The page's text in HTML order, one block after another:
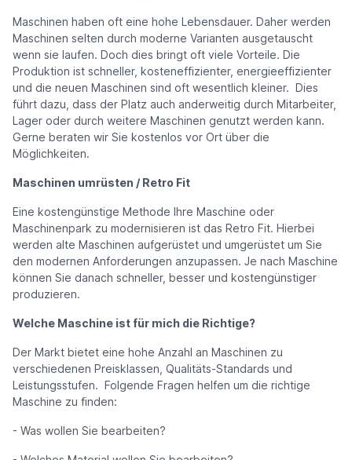
Maschinen haben oft eine hohe Lebensdauer. Daher werden
Maschinen selten durch moderne Varianten ausgetauscht
wenn sie laufen. Doch dies bringt oft viele Vorteile. Die
Produktion ist schneller, kosteneffizienter, energieeffizienter
und die neuen Maschinen sind oft wesentlich kleiner. Dies
führt dazu, dass der Platz auch anderweitig durch Mitarbeiter,
Lager oder durch weitere Maschinen genutzt werden kann.
Gerne beraten wir Sie kostenlos vor Ort über die
Möglichkeiten.
Maschinen umrüsten / Retro Fit
Eine kostengünstige Methode Ihre Maschine oder
Maschinenpark zu modernisieren ist das Retro Fit. Hierbei
werden alte Maschinen aufgerüstet und umgerüstet um Sie
den modernen Anforderungen anzupassen. Je nach Maschine
können Sie danach schneller, besser und kostengünstiger
produzieren.
Welche Maschine ist für mich die Richtige?
Der Markt bietet eine hohe Anzahl an Maschinen zu
verschiedenen Preisklassen, Qualitäts-Standards und
Leistungsstufen. Folgende Fragen helfen um die richtige
Maschine zu finden:
- Was wollen Sie bearbeiten?